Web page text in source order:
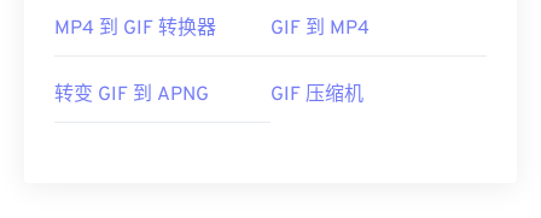
MP4 到 GIF 转换器 GIF 到 MP4
转变 GIF 到 APNG GIF 压缩机